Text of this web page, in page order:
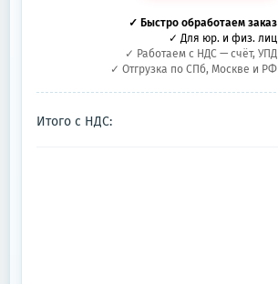
✓ Быстро обработаем заказ
✓ Для юр. и физ. лиц
✓ Работаем с НДС — счёт, УПД
✓ Отгрузка по СПб, Москве и РФ
Итого с НДС: